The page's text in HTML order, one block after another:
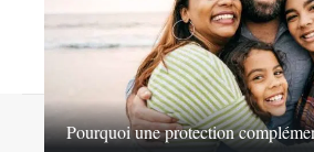
Pourquoi une protection
Contact Mentions légales